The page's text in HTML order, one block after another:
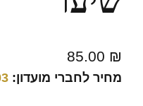
85.00 ₪
מחיר לחברי מועדון: